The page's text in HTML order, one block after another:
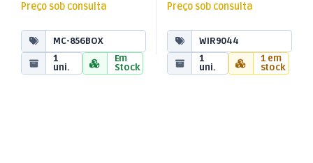
Preço sob consulta
MC-856BOX
1
uni.
Em
Stock
Preço sob consulta
WIR9044
1
uni.
1 em
stock